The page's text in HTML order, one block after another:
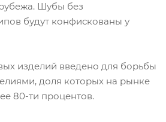
Шубы без
будут конфискованы у
изделий введено для борьбы
доля которых на рынке
80-ти процентов.